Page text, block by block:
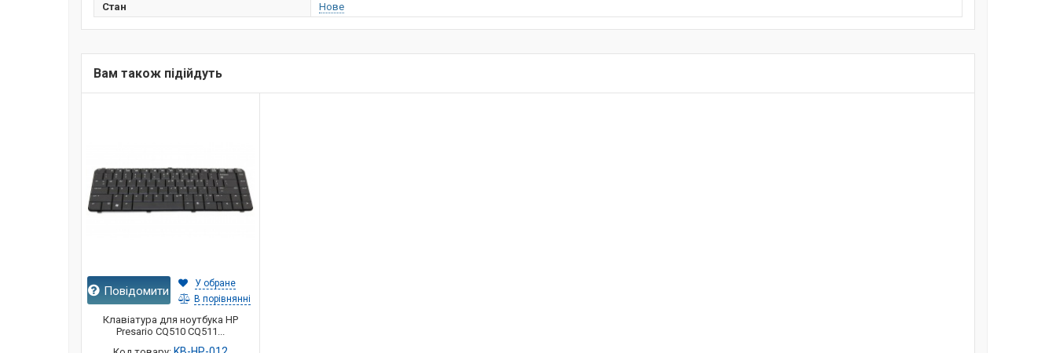
Стан
Нове
Вам також підійдуть
Повідомити
У обране
В порівнянні
Клавіатура для ноутбука HP
Presario CQ510 CQ511...